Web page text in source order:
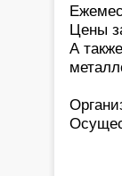
Цены
А